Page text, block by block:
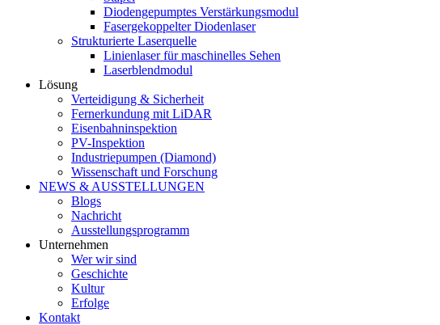
Diodengepumptes Verstärkungsmodul
Fasergekoppelter Diodenlaser
Strukturierte Laserquelle
Linienlaser für maschinelles Sehen
Laserblendmodul
Lösung
Verteidigung & Sicherheit
Fernerkundung mit LiDAR
Eisenbahninspektion
PV-Inspektion
Industriepumpen (Diamond)
Wissenschaft und Forschung
NEWS & AUSSTELLUNGEN
Blogs
Nachricht
Ausstellungsprogramm
Unternehmen
Wer wir sind
Geschichte
Kultur
Erfolge
Kontakt